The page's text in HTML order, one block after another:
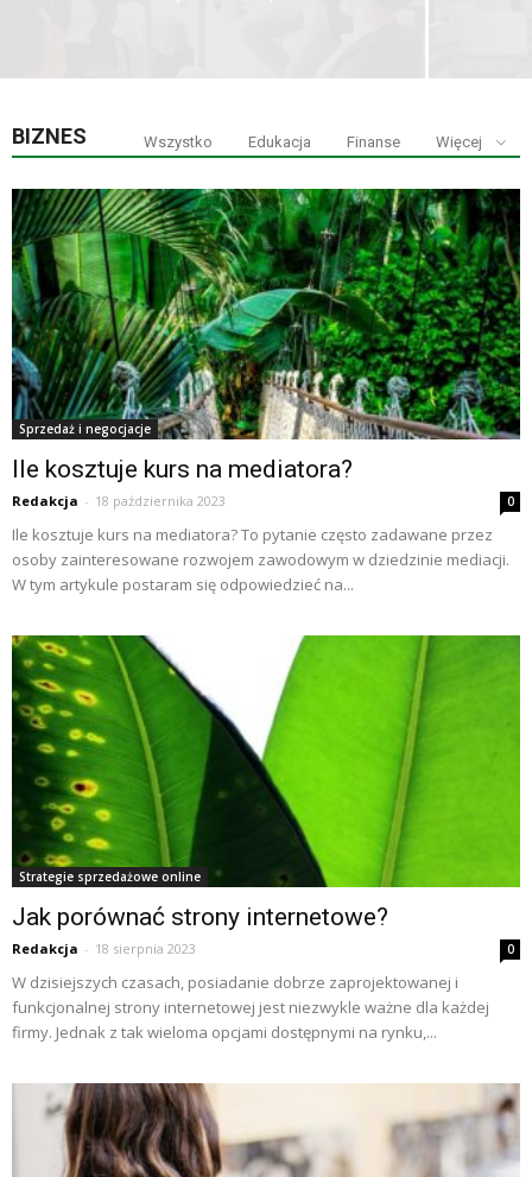
BIZNES Wszystko Edukacja Finanse Więcej
Sprzedaż i negocjacje
Ile kosztuje kurs na mediatora?
Redakcja - 18 października 2023 0
Ile kosztuje kurs na mediatora? To pytanie często zadawane przez
osoby zainteresowane rozwojem zawodowym w dziedzinie mediacji.
W tym artykule postaram się odpowiedzieć na...
Strategie sprzedażowe online
Jak porównać strony internetowe?
Redakcja - 18 sierpnia 2023 0
W dzisiejszych czasach, posiadanie dobrze zaprojektowanej i
funkcjonalnej strony internetowej jest niezwykle ważne dla każdej
firmy. Jednak z tak wieloma opcjami dostępnymi na rynku,...